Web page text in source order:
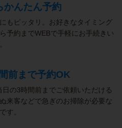
かんたん予約
もピッタリ。お好きなタイミング
予約までWEBで手軽にお手続きい
前まで予約OK
日の3時間前までご依頼いただける
来客などで急ぎのお掃除が必要な
す。